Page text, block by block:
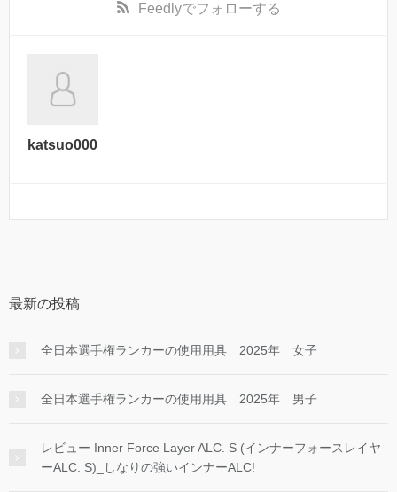
Feedlyでフォローする
katsuo000
最新の投稿
全日本選手権ランカーの使用用具 2025年 女子
全日本選手権ランカーの使用用具 2025年 男子
レビュー Inner Force Layer ALC. S (インナーフォースレイヤ
ーALC. S)_しなりの強いインナーALC!